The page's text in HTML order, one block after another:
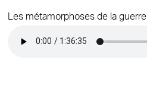
Les métamorphoses de la guerre